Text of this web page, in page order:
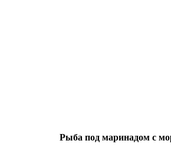
Рыба под маринадом с